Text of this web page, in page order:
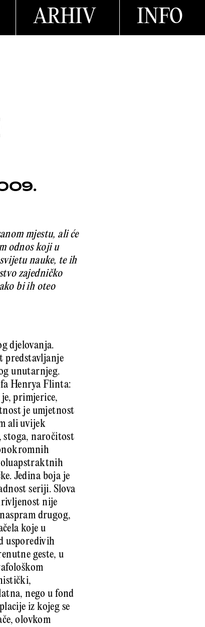
ARHIV INFO
mjestu, ali će
odnos koji u
nauke, te ih
zajedničko
bi ih oteo
djelovanja.
predstavljanje
unutarnjeg.
Henrya Flinta:
primjerice,
je umjetnost
ali uvijek
stoga, naročitost
Jedina boja je
seriji. Slova
nije
drugog,
koje u
usporedivih
geste, u
nego u fond
iz kojeg se
olovkom